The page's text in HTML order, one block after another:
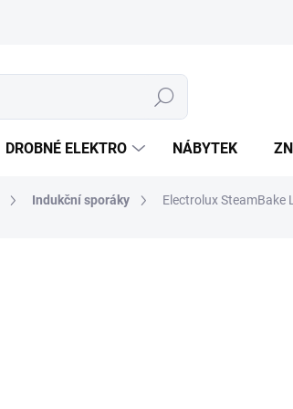
Hledat
DROBNÉ ELEKTRO NÁBYTEK
Indukční sporáky Electrolux SteamBake